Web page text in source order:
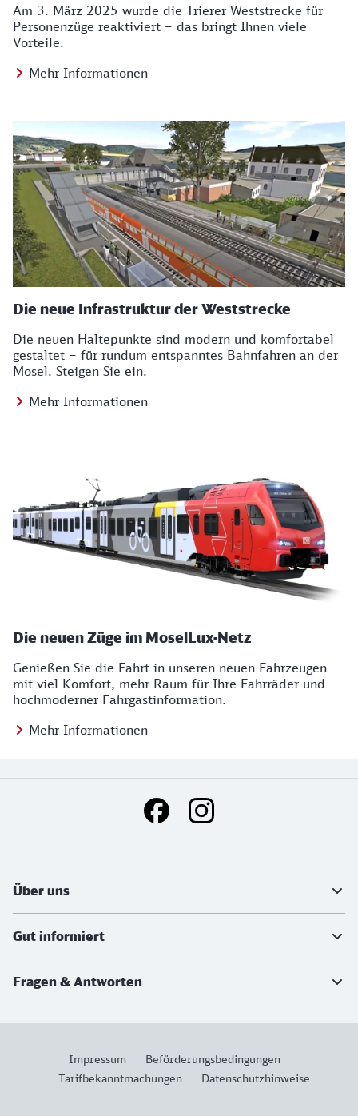
Am 3. März 2025 wurde die Trierer Weststrecke für
Personenzüge reaktiviert – das bringt Ihnen viele
Vorteile.
Mehr Informationen
Die neue Infrastruktur der Weststrecke
Die neuen Haltepunkte sind modern und komfortabel
gestaltet – für rundum entspanntes Bahnfahren an der
Mosel. Steigen Sie ein.
Mehr Informationen
Die neuen Züge im MoselLux-Netz
Genießen Sie die Fahrt in unseren neuen Fahrzeugen
mit viel Komfort, mehr Raum für Ihre Fahrräder und
hochmoderner Fahrgastinformation.
Mehr Informationen
Social Media Links
Über uns
Gut informiert
Fragen & Antworten
Impressum
Beförderungsbedingungen
Tarifbekanntmachungen
Datenschutzhinweise